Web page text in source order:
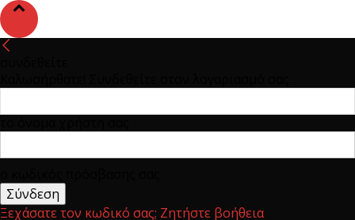
Ξεχάσατε τον κωδικό σας; Ζητήστε βοήθεια